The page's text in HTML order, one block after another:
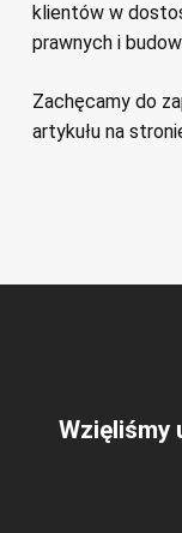
klientów w
prawnych i
Zachęcamy do
artykułu na
Wzięliśmy